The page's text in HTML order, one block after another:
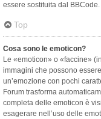
essere sostituita dal BBCode.
Top
Cosa sono le emoticon?
Le «emoticon» o «faccine»
immagini che possono
un’emozione con pochi
Forum trasforma
completa delle emoticon è
esagerare nell’uso delle